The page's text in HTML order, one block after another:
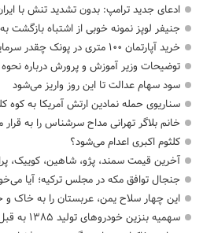
ادعای جدید ترامپ: بدون تشدید تنش با
جنیفر لوپز نمونه خوبی از اشتباه بازگشت
خرید آپارتمان ۱۰۰ متری در پونک چقدر سرمایه نیاز دارد؟ + جدول
توضیحات وزیر آموزش و پرورش درباره
سود سهام عدالت تا این روز واریز می‌شود
سناریوی حمله نمادین ارتش آمریکا به کوه
خانم بلاگر تهرانی مداح سرشناس را به
کلثوم اکبری اعدام می‌شود؟
آخرین قیمت سمند، پژو، شاهین، کوییک،
جنجال توافق مکه در مجلس ترکیه؛ آیا
این چهار سلاح یمن، عربستان را به خاک
سهمیه بنزین خودروهای تولید ۱۳۸۵ به قبل حذف خواهد شد؟